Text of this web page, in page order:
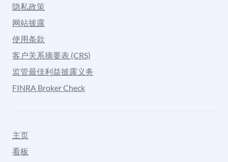
隐私政策
网站披露
使用条款
客户关系摘要表 (CRS)
监管最佳利益披露义务
FINRA Broker Check
主页
看板